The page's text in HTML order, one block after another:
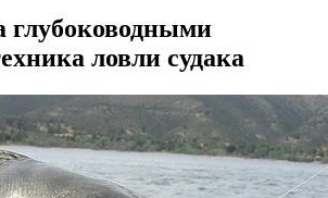
глубоководными
ловли судака